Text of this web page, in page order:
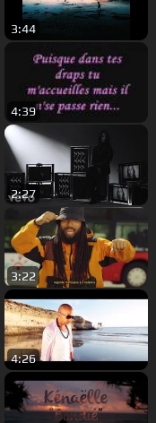
3:44
4:39
2:27
3:22
4:26